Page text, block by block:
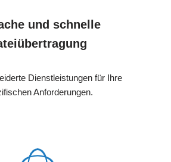
und schnelle
Dienstleistungen für Ihre
Anforderungen.